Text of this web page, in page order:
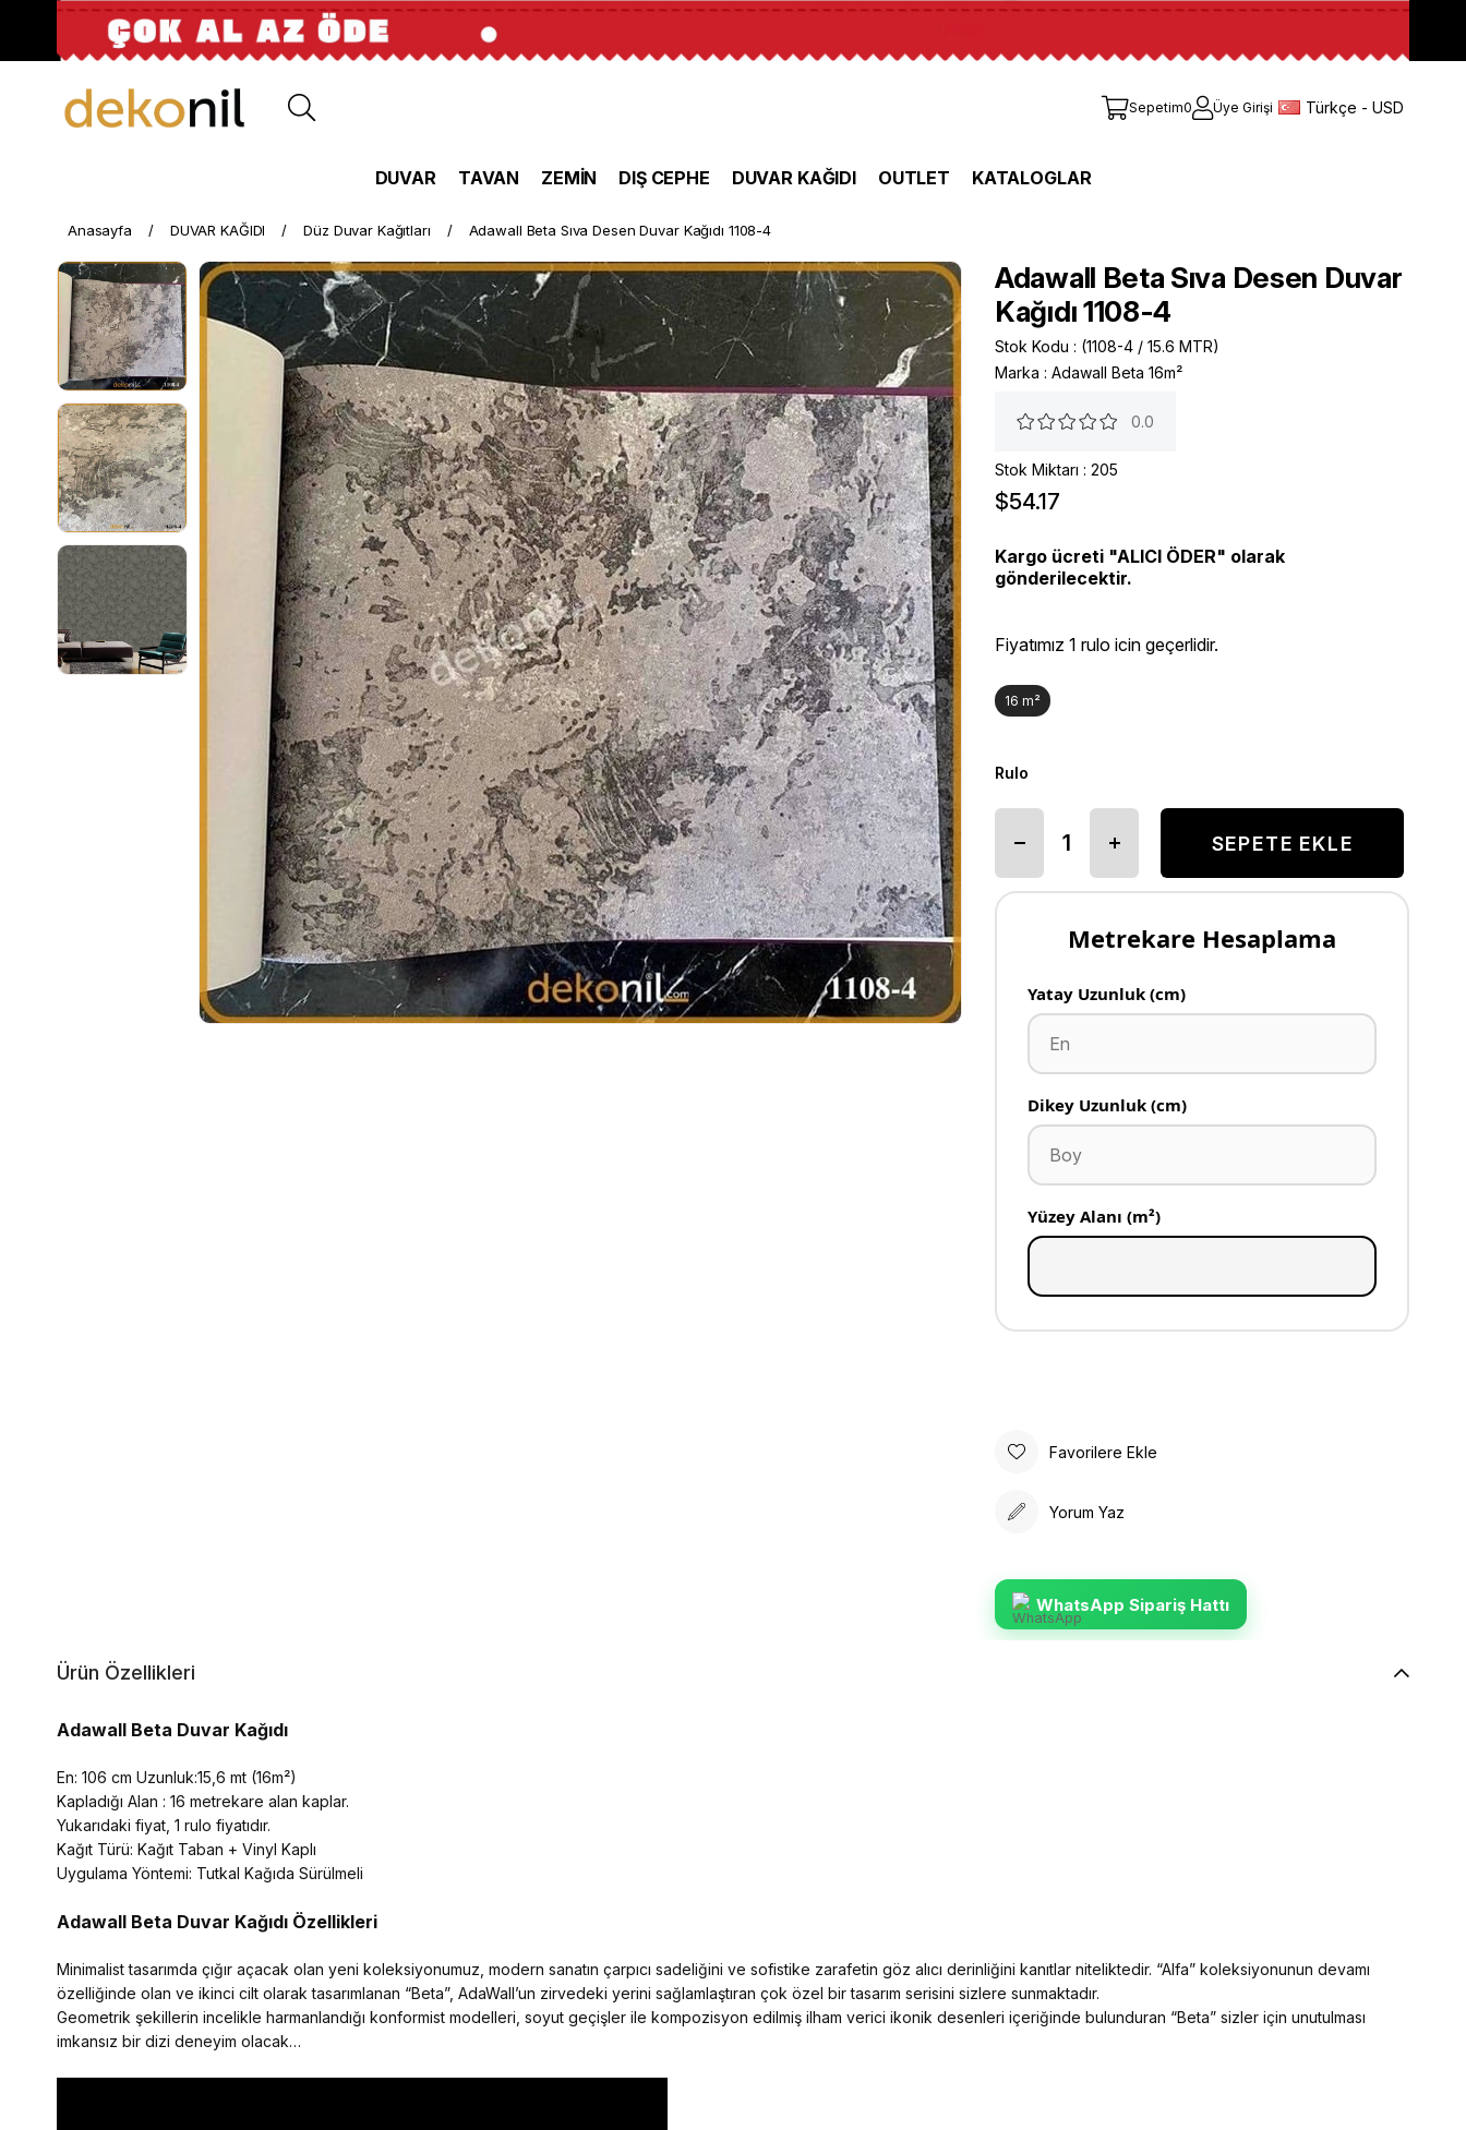
Sepetim0 Üye Girişi Türkçe - USD
DUVAR TAVAN ZEMİN DIŞ CEPHE DUVAR KAĞIDI OUTLET KATALOGLAR
Anasayfa DUVAR KAĞIDI Düz Duvar Kağıtları Adawall Beta Sıva Desen Duvar Kağıdı 1108-4
Adawall Beta Sıva Desen Duvar
Kağıdı 1108-4
Stok Kodu
(1108-4 / 15.6 MTR)
Marka : Adawall Beta 16m²
0.0
Stok Miktarı : 205
$54.17
Kargo ücreti "ALICI ÖDER" olarak
gönderilecektir.
Fiyatımız 1 rulo icin geçerlidir.
16 m²
Rulo
Metrekare Hesaplama
Yatay Uzunluk (cm)
Dikey Uzunluk (cm)
Yüzey Alanı (m²)
Favorilere Ekle
Yorum Yaz
WhatsApp Sipariş Hattı
Ürün Özellikleri
Adawall Beta Duvar Kağıdı
En: 106 cm Uzunluk:15,6 mt (16m²)
Kapladığı Alan : 16 metrekare alan kaplar.
Yukarıdaki fiyat, 1 rulo fiyatıdır.
Kağıt Türü: Kağıt Taban + Vinyl Kaplı
Uygulama Yöntemi: Tutkal Kağıda Sürülmeli
Adawall Beta Duvar Kağıdı Özellikleri
Minimalist tasarımda çığır açacak olan yeni koleksiyonumuz, modern sanatın çarpıcı sadeliğini ve sofistike zarafetin göz alıcı derinliğini kanıtlar niteliktedir. “Alfa” koleksiyonunun devamı
özelliğinde olan ve ikinci cilt olarak tasarımlanan “Beta”, AdaWall’un zirvedeki yerini sağlamlaştıran çok özel bir tasarım serisini sizlere sunmaktadır.
Geometrik şekillerin incelikle harmanlandığı konformist modelleri, soyut geçişler ile kompozisyon edilmiş ilham verici ikonik desenleri içeriğinde bulunduran “Beta” sizler için unutulması
imkansız bir dizi deneyim olacak…